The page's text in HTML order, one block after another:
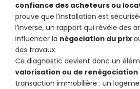
confiance des acheteurs ou
prouve que l’installation est
l’inverse, un rapport qui révèle des
influencer la négociation du prix
des travaux.
Ce diagnostic devient donc un
valorisation ou de renégociation
transaction immobilière : un